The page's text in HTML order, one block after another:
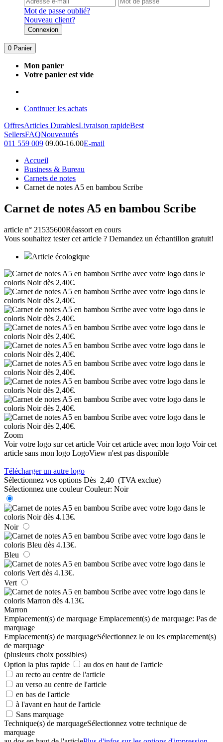
Mot de passe oublié?
Nouveau client?
Connexion
0 Panier
Mon panier
Votre panier est vide
Continuer les achats
OffresArticles DurablesLivraison rapideBest
SellersFAQNouveautés
011 559 009 09.00-16.00E-mail
Accueil
Business & Bureau
Carnets de notes
Carnet de notes A5 en bambou Scribe
Carnet de notes A5 en bambou Scribe
article n° 21535600Réassort en cours
Vous souhaitez tester cet article ? Demandez un échantillon gratuit!
Article écologique
Zoom
Voir votre logo sur cet article Voir cet article avec mon logo Voir cet
article sans mon logo LogoView n'est pas disponible
Télécharger un autre logo
Sélectionnez vos options Dès 2,40 (TVA exclue)
Sélectionnez une couleur Couleur: Noir
Noir
Bleu
Vert
Marron
Emplacement(s) de marquage Emplacement(s) de marquage: Pas de
marquage
Emplacement(s) de marquageSélectionnez le ou les emplacement(s)
de marquage
(plusieurs choix possibles)
Option la plus rapide
au dos en haut de l'article
au recto au centre de l'article
au verso au centre de l'article
en bas de l'article
à l'avant en haut de l'article
Sans marquage
Technique(s) de marquageSélectionnez votre technique de
marquage